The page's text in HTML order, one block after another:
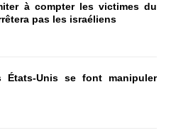
à compter les victimes du
pas les israéliens
États-Unis se font manipuler